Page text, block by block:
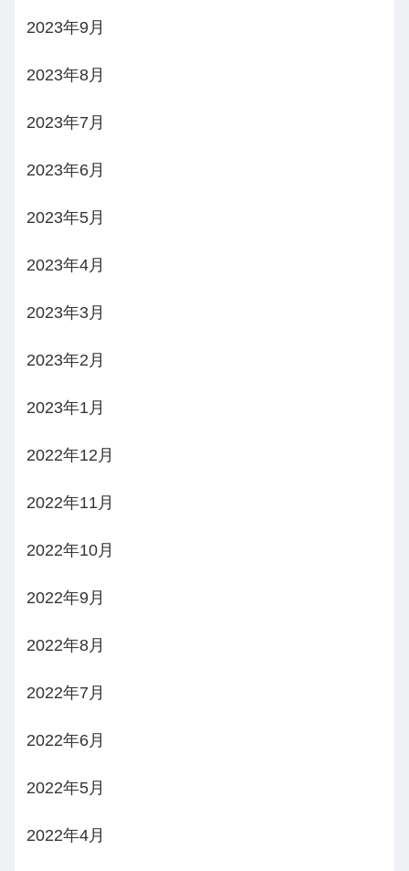
2023年9月
2023年8月
2023年7月
2023年6月
2023年5月
2023年4月
2023年3月
2023年2月
2023年1月
2022年12月
2022年11月
2022年10月
2022年9月
2022年8月
2022年7月
2022年6月
2022年5月
2022年4月